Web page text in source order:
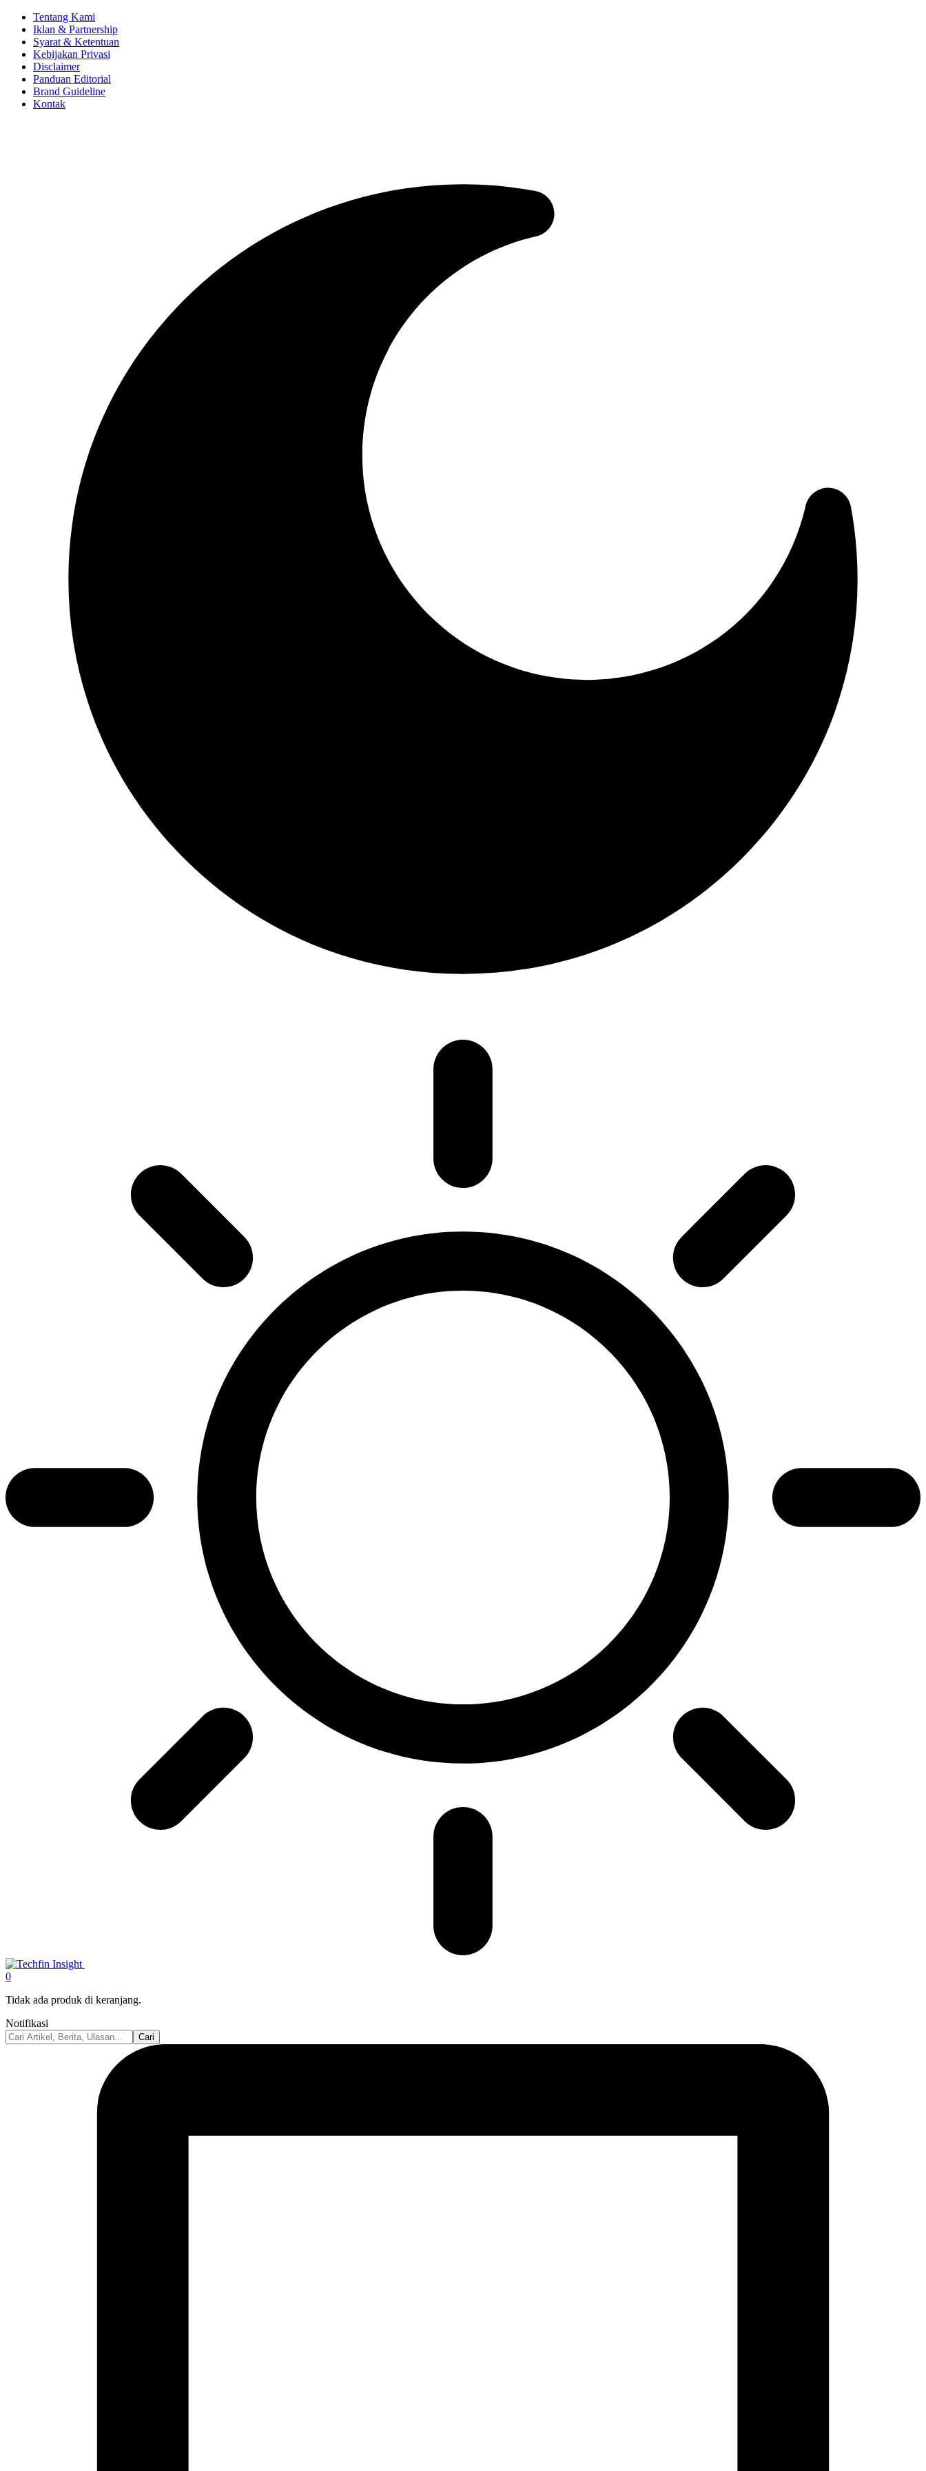
Tentang Kami
Iklan & Partnership
Syarat & Ketentuan
Kebijakan Privasi
Disclaimer
Panduan Editorial
Brand Guideline
Kontak
0
Tidak ada produk di keranjang.
Notifikasi